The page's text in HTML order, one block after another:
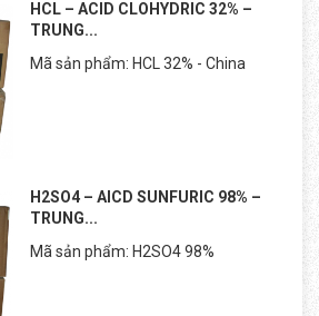
HCL – ACID CLOHYDRIC 32% –
TRUNG...
Mã sản phẩm: HCL 32% - China
H2SO4 – AICD SUNFURIC 98% –
TRUNG...
Mã sản phẩm: H2SO4 98%